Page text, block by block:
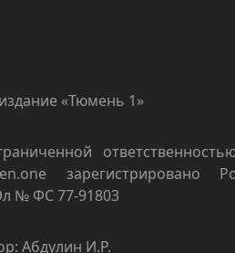
«Тюмень 1»
зарегистрировано
№ ФС 77-91803
Абдулин И.Р.